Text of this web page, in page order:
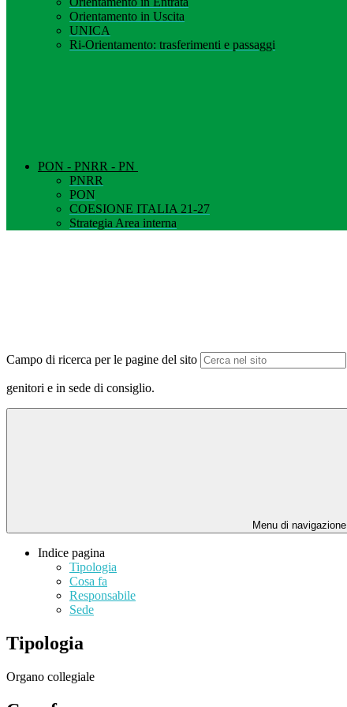
Orientamento in Uscita
UNICA
Ri-Orientamento: trasferimenti e passaggi
PON - PNRR - PN
PNRR
PON
COESIONE ITALIA 21-27
Strategia Area interna
Campo di ricerca per le pagine del sito
genitori e in sede di consiglio.
Menu di navigazione
Indice pagina
Tipologia
Cosa fa
Responsabile
Sede
Tipologia
Organo collegiale